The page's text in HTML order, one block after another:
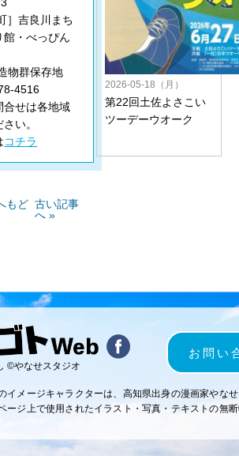
］吉良川まち
館・べっぴん
物群保存地
4516
せは各地域
い。
コチラ
もど 古い記事
へ »
2026-05-18（月）
第22回土佐よさこい
ツーデーウオーク
©やなせスタジオ
お問い
イメージキャラクターは、高知県出身の漫画家やな
ージ上で使用されたイラスト・写真・テキストの無